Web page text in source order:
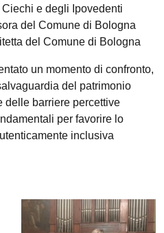
e degli Ipovedenti
del Comune di Bologna
del Comune di Bologna
un momento di confronto,
del patrimonio
delle barriere percettive
per favorire lo
inclusiva